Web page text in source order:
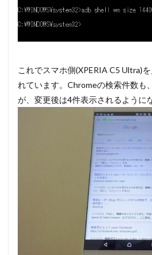
これでスマホ側(XPERIA C5 Ultra)
れています。Chromeの検索件数も
が、変更後は4件表示されるように